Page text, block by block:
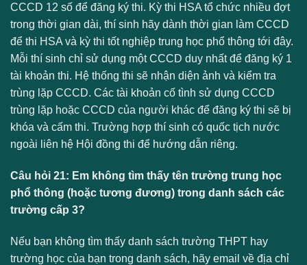
CCCD 12 số để đăng ký thi. Kỳ thi HSA tổ chức nhiều đợt
trong thời gian dài, thí sinh hãy dành thời gian làm CCCD
để thi HSA và kỳ thi tốt nghiệp trung học phổ thông tới đây.
Mỗi thí sinh chỉ sử dụng một CCCD duy nhất để đăng ký 1
tài khoản thi. Hệ thống thi sẽ nhận diện ảnh và kiểm tra
trùng lặp CCCD. Các tài khoản cố tình sử dụng CCCD
trùng lặp hoặc CCCD của người khác để đăng ký thi sẽ bị
khóa và cấm thi. Trường hợp thí sinh có quốc tịch nước
ngoài liên hệ Hội đồng thi để hướng dẫn riêng.
Câu hỏi 21: Em không tìm thấy tên trường trung học
phổ thông (hoặc tương đương) trong danh sách các
trường cấp 3?
Nếu bạn không tìm thấy danh sách trường THPT hay
trường học của bạn trong danh sách, hãy email về địa chỉ